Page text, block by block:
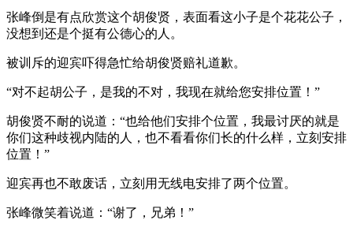
张峰倒是有点欣赏这个胡俊贤，表面看这小子是个花花公子，
没想到还是个挺有公德心的人。
被训斥的迎宾吓得急忙给胡俊贤赔礼道歉。
“对不起胡公子，是我的不对，我现在就给您安排位置！”
胡俊贤不耐的说道：“也给他们安排个位置，我最讨厌的就是
你们这种歧视内陆的人，也不看看你们长的什么样，立刻安排
位置！”
迎宾再也不敢废话，立刻用无线电安排了两个位置。
张峰微笑着说道：“谢了，兄弟！”